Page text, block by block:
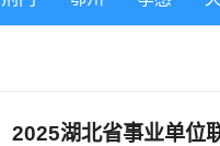
2025湖北省事业单位